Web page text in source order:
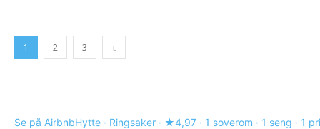
1 2 3
Se på AirbnbHytte · Ringsaker · ★4,97 · 1 soverom · 1 seng · 1